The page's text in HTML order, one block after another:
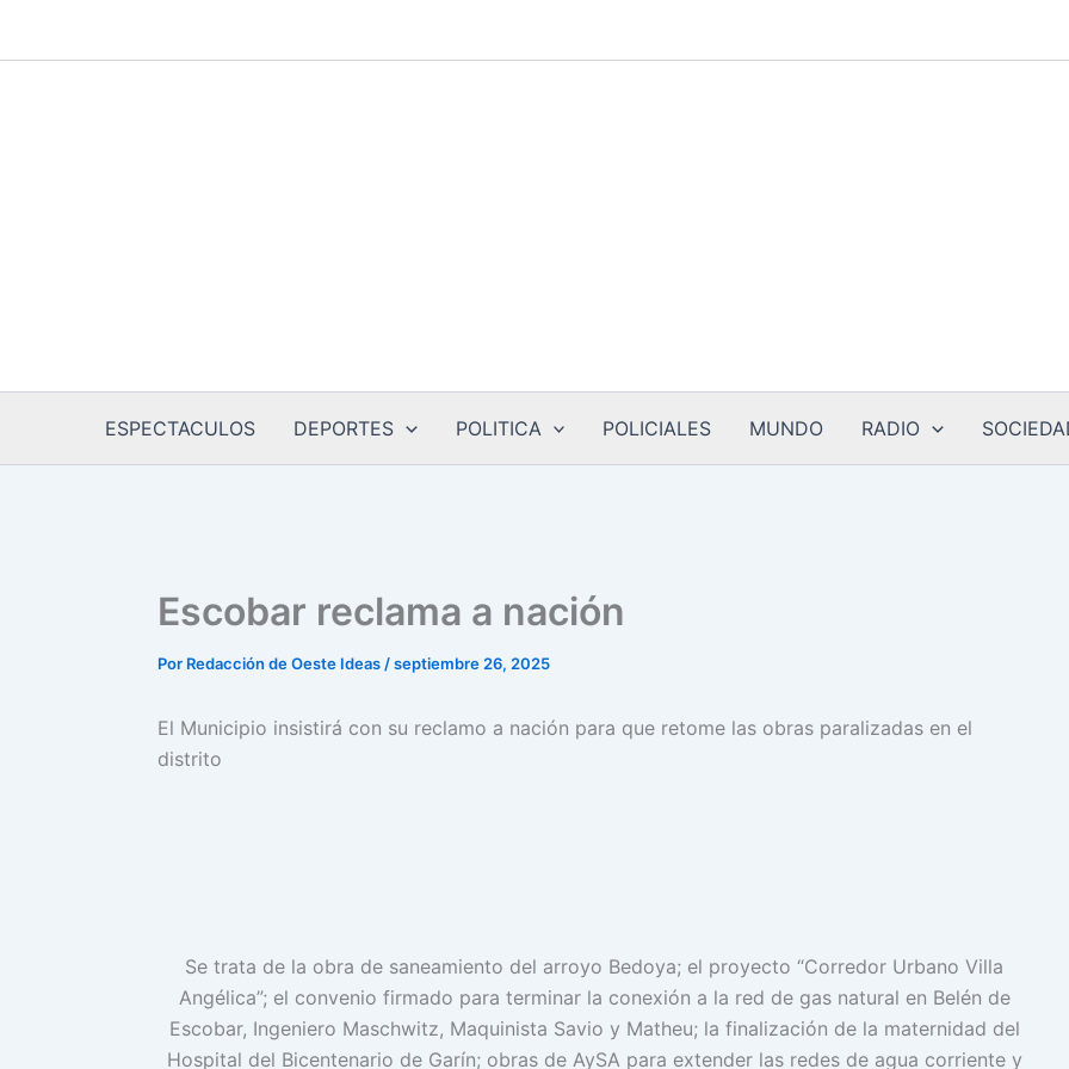
ESPECTACULOS DEPORTES POLITICA POLICIALES MUNDO RADIO
Escobar reclama a nación
Por Redacción de Oeste Ideas /septiembre 26, 2025
El Municipio insistirá con su reclamo a nación para que retome las obras paralizadas en el
distrito
Se trata de la obra de saneamiento del arroyo Bedoya; el proyecto “Corredor Urbano Villa
Angélica”; el convenio firmado para terminar la conexión a la red de gas natural en Belén de
Escobar, Ingeniero Maschwitz, Maquinista Savio y Matheu; la finalización de la maternidad del
Hospital del Bicentenario de Garín; obras de AySA para extender las redes de agua corriente y